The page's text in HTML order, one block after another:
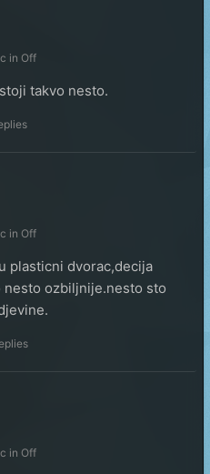
in Off
takvo nesto.
in Off
plasticni dvorac,decija
nesto ozbiljnije.nesto sto
in Off